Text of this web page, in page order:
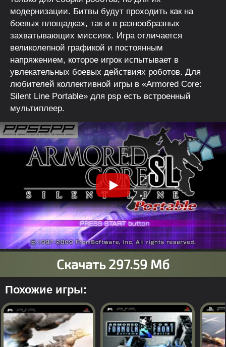
модернизации. Битвы будут проходить как на
боевых площадках, так и в разнообразных
захватывающих миссиях. Игра отличается
великолепной графикой и постоянным
напряжением, которое игрок испытывает в
увлекательных боевых действиях роботов. Для
любителей коллективной игры в «Armored Core:
Silent Line Portable» для psp есть встроенный
мультиплеер.
Похожие игры: